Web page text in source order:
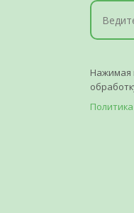
Нажимая